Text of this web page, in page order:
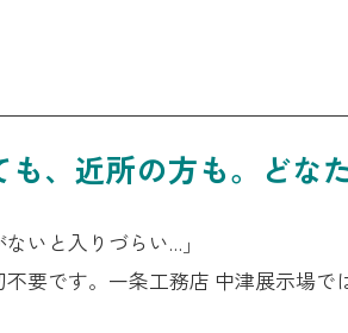
、近所の方も。どな
いと入りづらい…」
要です。一条工務店 中津展示場で